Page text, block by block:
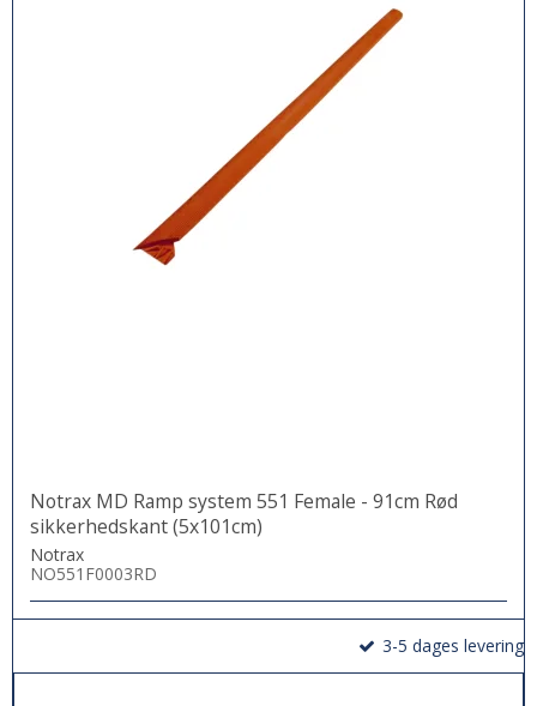
Notrax MD Ramp system 551 Female - 91cm Rød
sikkerhedskant (5x101cm)
Notrax
NO551F0003RD
3-5 dages levering